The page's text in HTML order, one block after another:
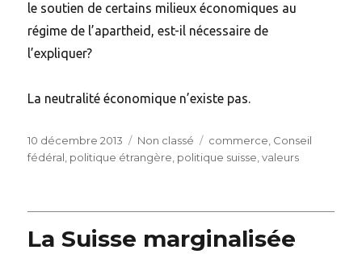
le soutien de certains milieux économiques au
régime de l’apartheid, est-il nécessaire de
l’expliquer?
La neutralité économique n’existe pas.
Posted
on
10 décembre 2013 Categories
Non classé Tags
commerce, Conseil
fédéral, politique étrangère, politique suisse,valeurs
La Suisse marginalisée